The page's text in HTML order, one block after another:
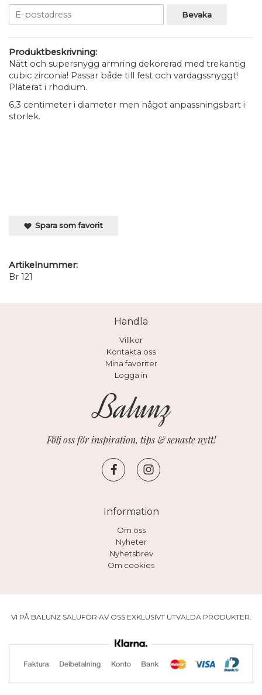
Bevaka
Produktbeskrivning:
Nätt och supersnygg armring dekorerad med trekantig
cubic zirconia! Passar både till fest och vardagssnyggt!
Pläterat i rhodium.
6,3 centimeter i diameter men något anpassningsbart i
storlek.
Spara som favorit
Artikelnummer:
Br 121
Handla
Villkor
Kontakta oss
Mina favoriter
Logga in
Följ oss för inspiration, tips & senaste nytt!
Information
Om oss
Nyheter
Nyhetsbrev
Om cookies
VI PÅ BALUNZ SALUFÖR AV OSS EXKLUSIVT UTVALDA PRODUKTER.